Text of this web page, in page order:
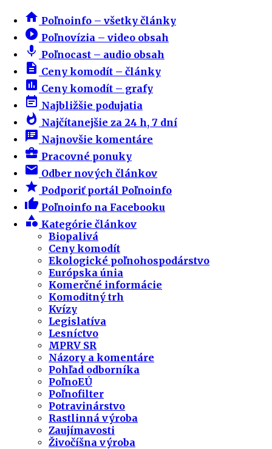
home Poľnoinfo – všetky články
play_circle_filled Poľnovízia – video obsah
mic Poľnocast – audio obsah
description Ceny komodít – články
insert_chart Ceny komodít – grafy
event_note Najbližšie podujatia
whatshot Najčítanejšie za 24 h, 7 dní
speaker_notes Najnovšie komentáre
business_center Pracovné ponuky
email Odber nových článkov
star Podporiť portál Poľnoinfo
thumb_up Poľnoinfo na Facebooku
category Kategórie článkov
Biopalivá
Ceny komodít
Ekologické poľnohospodárstvo
Európska únia
Komerčné informácie
Komoditný trh
Kvízy
Legislatíva
Lesníctvo
MPRV SR
Názory a komentáre
Pohľad odborníka
PoľnoEÚ
Poľnofilter
Potravinárstvo
Rastlinná výroba
Zaujímavosti
Živočíšna výroba